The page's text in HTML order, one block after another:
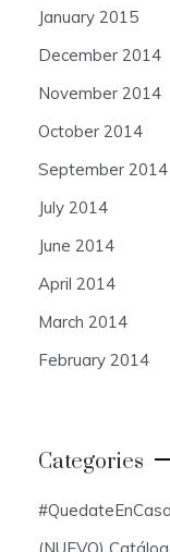
January 2015
December 2014
November 2014
October 2014
September 2014
July 2014
June 2014
April 2014
March 2014
February 2014
Categories
#QuedateEnCasa